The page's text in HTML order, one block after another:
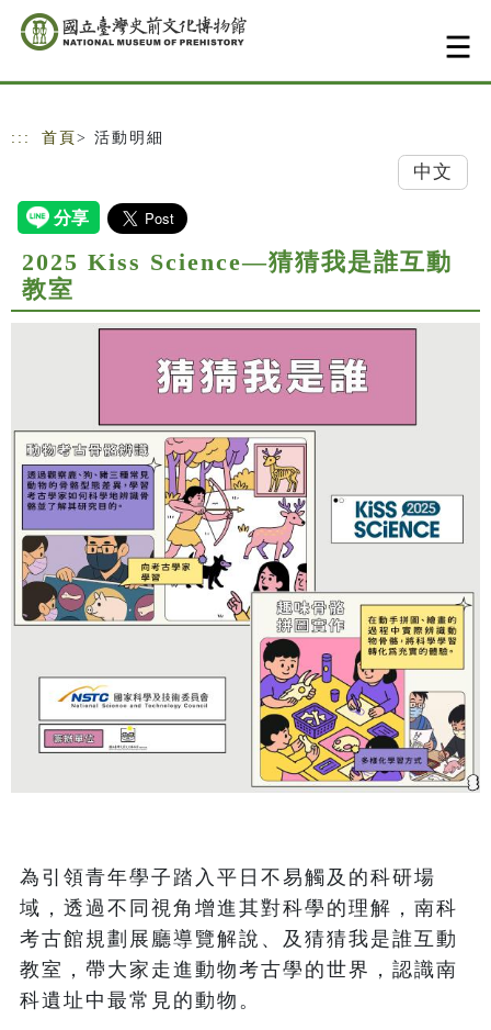
跳到主要內容
網站導覽
::: 首頁 > 活動明細
中文
2025 Kiss Science—猜猜我是誰互動
教室
為引領青年學子踏入平日不易觸及的科研場
域，透過不同視角增進其對科學的理解，南科
考古館規劃展廳導覽解說、及猜猜我是誰互動
教室，帶大家走進動物考古學的世界，認識南
科遺址中最常見的動物。